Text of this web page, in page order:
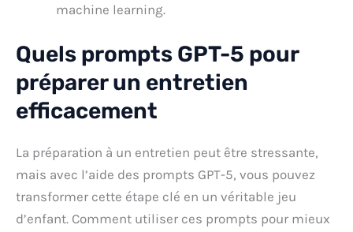
machine learning.
Quels prompts GPT-5 pour
préparer un entretien
efficacement
La préparation à un entretien peut être stressante,
mais avec l’aide des prompts GPT-5, vous pouvez
transformer cette étape clé en un véritable jeu
d’enfant. Comment utiliser ces prompts pour mieux